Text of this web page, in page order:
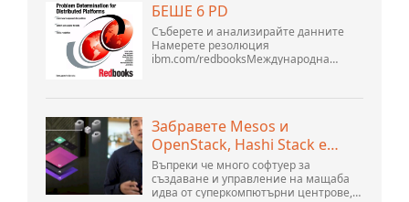
септември. Добре дошли в нашите
.htacces...
БЕШЕ 6 PD
Съберете и анализирайте данните
Намерете резолюция
ibm.com/redbooksМеждународна
Server V6 Определяне на проблеми за
2005 г. SG2...
Забравете Mesos и
OpenStack, Hashi Stack е
новата следваща платформа
Въпреки че много софтуер за
създаване и управление на мащаба
идва от суперкомпютърни центрове,